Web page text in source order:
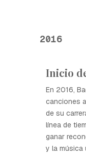
2016
Inicio
En 2016,
canciones
de su
línea de
ganar
y la música